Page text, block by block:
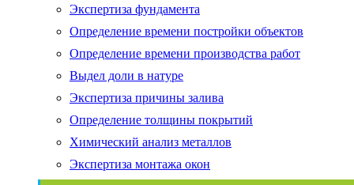
Экспертиза фундамента
Определение времени постройки объектов
Определение времени производства работ
Выдел доли в натуре
Экспертиза причины залива
Определение толщины покрытий
Химический анализ металлов
Экспертиза монтажа окон